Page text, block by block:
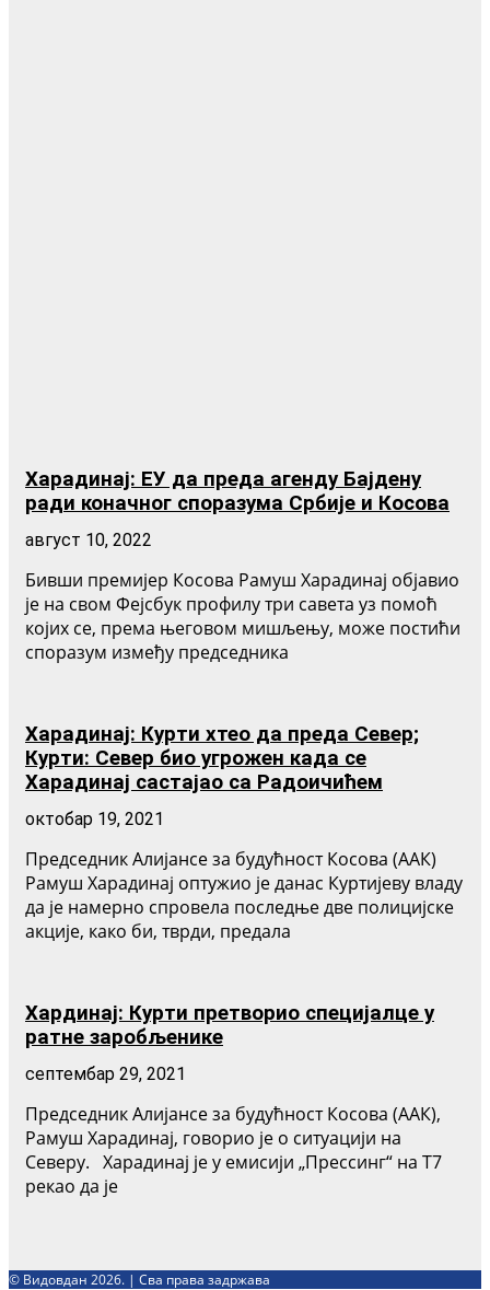
Харадинај: ЕУ да преда агенду Бајдену
ради коначног споразума Србије и Косова
август 10, 2022
Бивши премијер Косова Рамуш Харадинај објавио
је на свом Фејсбук профилу три савета уз помоћ
којих се, према његовом мишљењу, може постићи
споразум између председника
Харадинај: Курти хтео да преда Север;
Курти: Север био угрожен када се
Харадинај састајао са Радоичићем
октобар 19, 2021
Председник Алијансе за будућност Косова (ААК)
Рамуш Харадинај оптужио је данас Куртијеву владу
да је намерно спровела последње две полицијске
акције, како би, тврди, предала
Хардинај: Курти претворио специјалце у
ратне заробљенике
септембар 29, 2021
Председник Алијансе за будућност Косова (ААК),
Рамуш Харадинај, говорио је о ситуацији на
Северу. Харадинај је у емисији „Прессинг“ на Т7
рекао да је
© Видовдан 2026. | Сва права задржава